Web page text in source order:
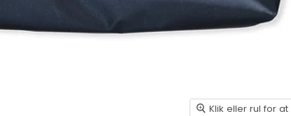
Klik eller rul for